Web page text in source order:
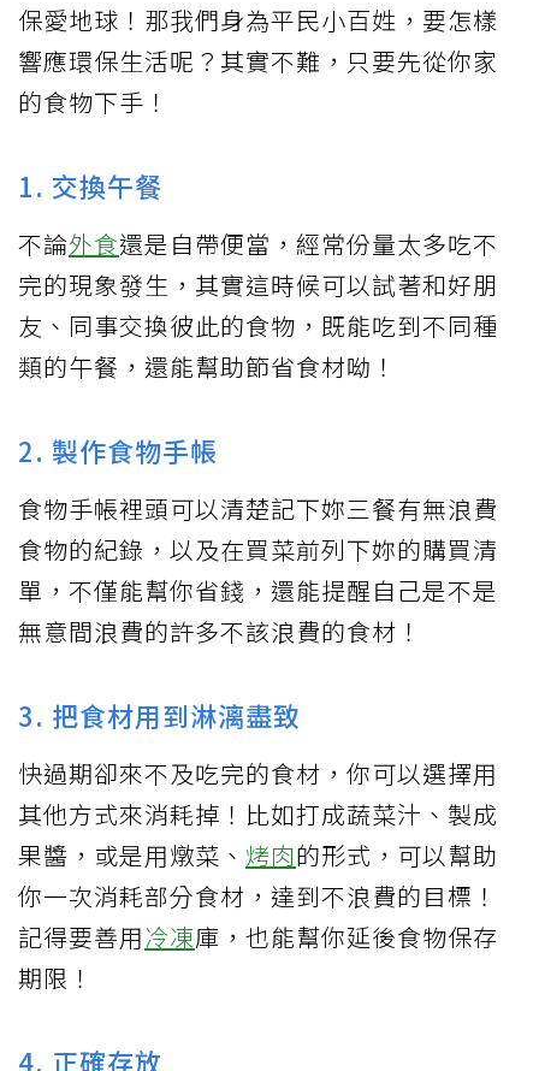
保愛地球！那我們身為平民小百姓，要怎樣
響應環保生活呢？其實不難，只要先從你家
的食物下手！
1. 交換午餐
不論外食還是自帶便當，經常份量太多吃不
完的現象發生，其實這時候可以試著和好朋
友、同事交換彼此的食物，既能吃到不同種
類的午餐，還能幫助節省食材呦！
2. 製作食物手帳
食物手帳裡頭可以清楚記下妳三餐有無浪費
食物的紀錄，以及在買菜前列下妳的購買清
單，不僅能幫你省錢，還能提醒自己是不是
無意間浪費的許多不該浪費的食材！
3. 把食材用到淋漓盡致
快過期卻來不及吃完的食材，你可以選擇用
其他方式來消耗掉！比如打成蔬菜汁、製成
果醬，或是用燉菜、 烤肉的形式，可以幫助
你一次消耗部分食材，達到不浪費的目標！
記得要善用冷凍庫，也能幫你延後食物保存
期限！
4. 正確存放